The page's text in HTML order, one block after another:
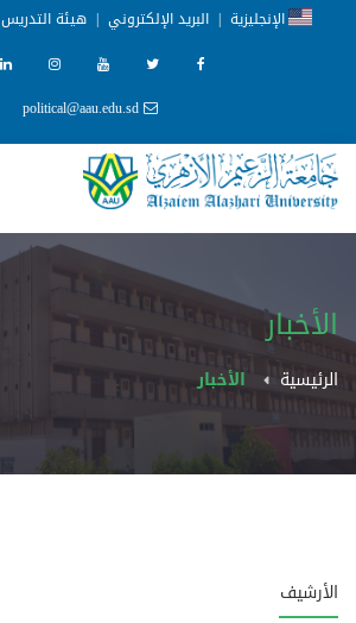
الإنجليزية | البريد الإلكتروني | هيئة التدريس
political@aau.edu.sd
الأخبار
الرئيسية الأخبار
الأرشيف